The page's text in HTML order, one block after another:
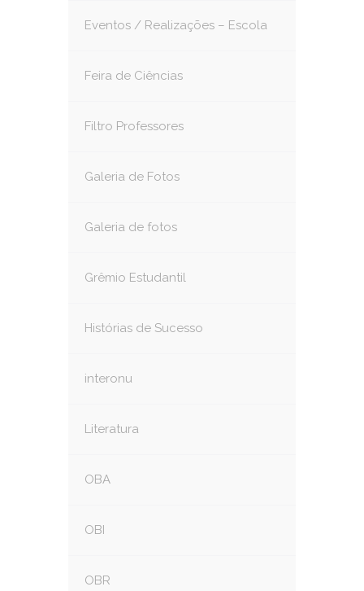
Eventos / Realizações – Escola
Feira de Ciências
Filtro Professores
Galeria de Fotos
Galeria de fotos
Grêmio Estudantil
Histórias de Sucesso
interonu
Literatura
OBA
OBI
OBR